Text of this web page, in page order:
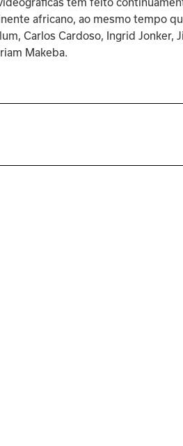
africano, ao mesmo tempo
Carlos Cardoso, Ingrid Jonker,
Makeba.